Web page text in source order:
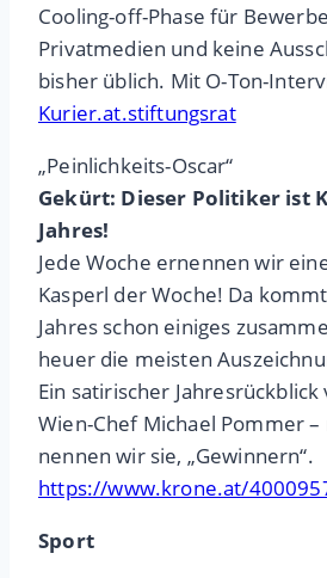
Cooling-off-Phase für
Privatmedien und keine
bisher üblich. Mit O-Ton-
Kurier.at.stiftungsrat
„Peinlichkeits-Oscar“
Gekürt: Dieser Politiker ist
Jahres!
Jede Woche ernennen wir
Kasperl der Woche! Da
Jahres schon einiges
heuer die meisten
Ein satirischer Jahresrückblick
Wien-Chef Michael Pommer
nennen wir sie, „Gewinnern“.
https://www.krone.at/
Sport